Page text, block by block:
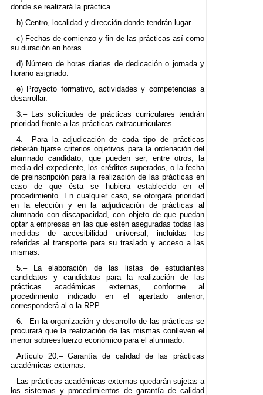
donde se realizará la práctica.
b) Centro, localidad y dirección donde tendrán lugar.
c) Fechas de comienzo y fin de las prácticas así como
su duración en horas.
d) Número de horas diarias de dedicación o jornada y
horario asignado.
e) Proyecto formativo, actividades y competencias a
desarrollar.
3.– Las solicitudes de prácticas curriculares tendrán
prioridad frente a las prácticas extracurriculares.
4.– Para la adjudicación de cada tipo de prácticas
deberán fijarse criterios objetivos para la ordenación del
alumnado candidato, que pueden ser, entre otros, la
media del expediente, los créditos superados, o la fecha
de preinscripción para la realización de las prácticas en
caso de que ésta se hubiera establecido en el
procedimiento. En cualquier caso, se otorgará prioridad
en la elección y en la adjudicación de prácticas al
alumnado con discapacidad, con objeto de que puedan
optar a empresas en las que estén aseguradas todas las
medidas de accesibilidad universal, incluidas las
referidas al transporte para su traslado y acceso a las
mismas.
5.– La elaboración de las listas de estudiantes
candidatos y candidatas para la realización de las
prácticas académicas externas, conforme al
procedimiento indicado en el apartado anterior,
corresponderá al o la RPP.
6.– En la organización y desarrollo de las prácticas se
procurará que la realización de las mismas conlleven el
menor sobreesfuerzo económico para el alumnado.
Artículo 20.– Garantía de calidad de las prácticas
académicas externas.
Las prácticas académicas externas quedarán sujetas a
los sistemas y procedimientos de garantía de calidad